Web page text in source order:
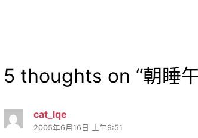
5 thoughts on “朝睡
cat_lqe
2005年6月16日 上午9:51